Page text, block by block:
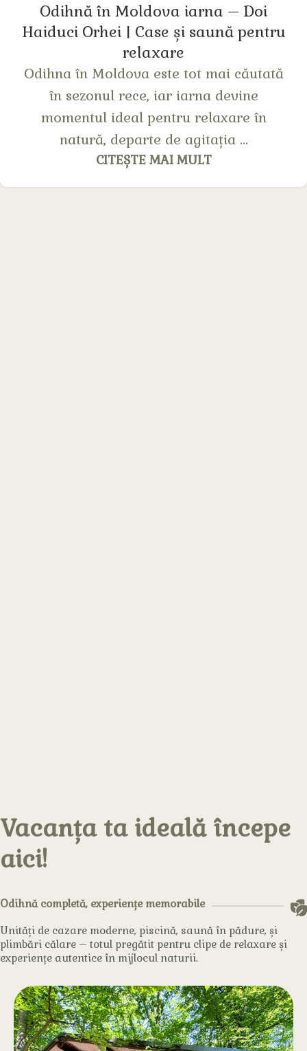
Odihnă în Moldova iarna – Doi
Haiduci Orhei | Case și saună pentru
relaxare
Odihna în Moldova este tot mai căutată
în sezonul rece, iar iarna devine
momentul ideal pentru relaxare în
natură, departe de agitația ...
CITEȘTE MAI MULT
Vacanța ta ideală începe
aici!
Odihnă completă, experiențe memorabile
Unități de cazare moderne, piscină, saună în pădure, și
plimbări călare – totul pregătit pentru clipe de relaxare și
experiențe autentice în mijlocul naturii.